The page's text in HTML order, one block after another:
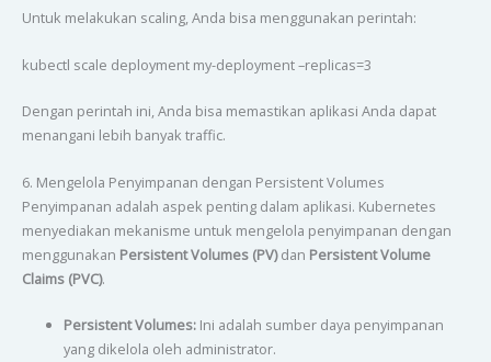
Untuk melakukan scaling, Anda bisa menggunakan perintah:
kubectl scale deployment my-deployment –replicas=3
Dengan perintah ini, Anda bisa memastikan aplikasi Anda dapat
menangani lebih banyak traffic.
6. Mengelola Penyimpanan dengan Persistent Volumes
Penyimpanan adalah aspek penting dalam aplikasi. Kubernetes
menyediakan mekanisme untuk mengelola penyimpanan dengan
menggunakan Persistent Volumes (PV)dan Persistent Volume
Claims (PVC).
Persistent Volumes:Ini adalah sumber daya penyimpanan
yang dikelola oleh administrator.